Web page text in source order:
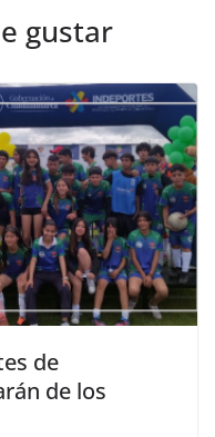
gustar
de
de los